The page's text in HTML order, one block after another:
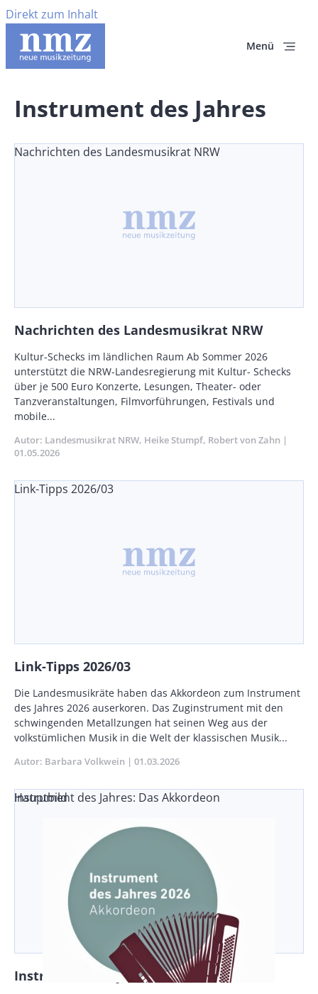
Direkt zum Inhalt
Menü
Instrument des Jahres
Nachrichten des Landesmusikrat NRW
Nachrichten des Landesmusikrat NRW
Vorspann
/
Teaser
Kultur-Schecks im ländlichen Raum Ab Sommer 2026
unterstützt die NRW-Landesregierung mit Kultur- Schecks
über je 500 Euro Konzerte, Lesungen, Theater- oder
Tanzveran­staltungen, Filmvorführungen, Festivals und
mobile...
Autor Landesmusikrat NRW Heike Stumpf Robert von Zahn
01.05.2026
Link-Tipps 2026/03
Link-Tipps 2026/03
Vorspann
/
Teaser
Die Landesmusikräte haben das Akkordeon zum Instrument
des Jahres 2026 auserkoren. Das Zuginstrument mit den
schwingenden Metallzungen hat seinen Weg aus der
volkstümlichen Musik in die Welt der klassischen Musik...
Autor Barbara Volkwein Publikationsdatum
01.03.2026
Instrument des Jahres: Das Akkordeon
Hauptbild
Instrument des Jahres: Das Akkordeon